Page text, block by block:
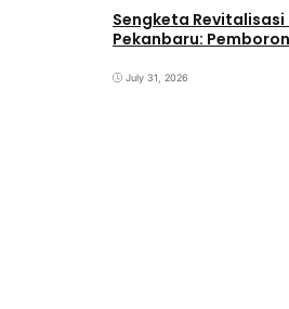
Sengketa Revitalisasi
Pekanbaru:
July 31, 2026